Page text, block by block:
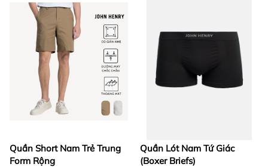
Quần Short Nam Trẻ Trung
Form Rộng
Quần Lót Nam Tứ Giác
(Boxer Briefs)